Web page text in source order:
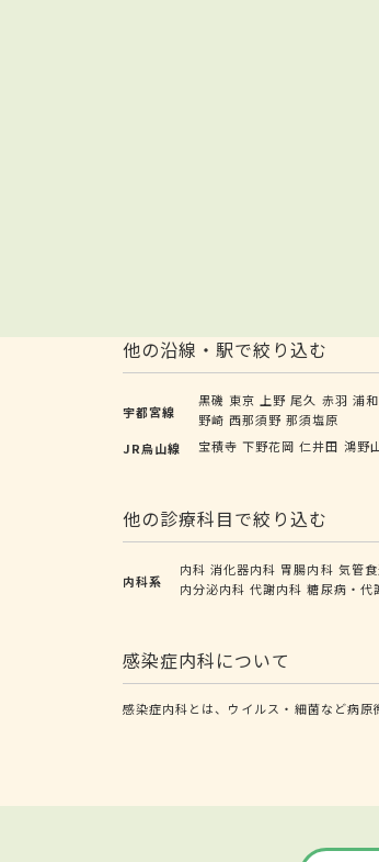
他の沿線・駅で絞り込む
宇都宮線
黒磯 東京 上野 尾久 赤羽 浦和
野崎 西那須野 那須塩原
JR烏山線
宝積寺 下野花岡 仁井田 鴻野
他の診療科目で絞り込む
内科系
内科 消化器内科 胃腸内科 気管
内分泌内科 代謝内科 糖尿病・代
感染症内科について
感染症内科とは、ウイルス・細菌など病